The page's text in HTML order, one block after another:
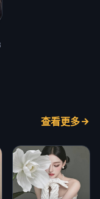
查看更多